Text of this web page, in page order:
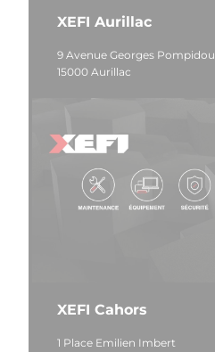
XEFI Aurillac
9 Avenue Georges Pompidou
15000 Aurillac
XEFI Cahors
1 Place Emilien Imbert